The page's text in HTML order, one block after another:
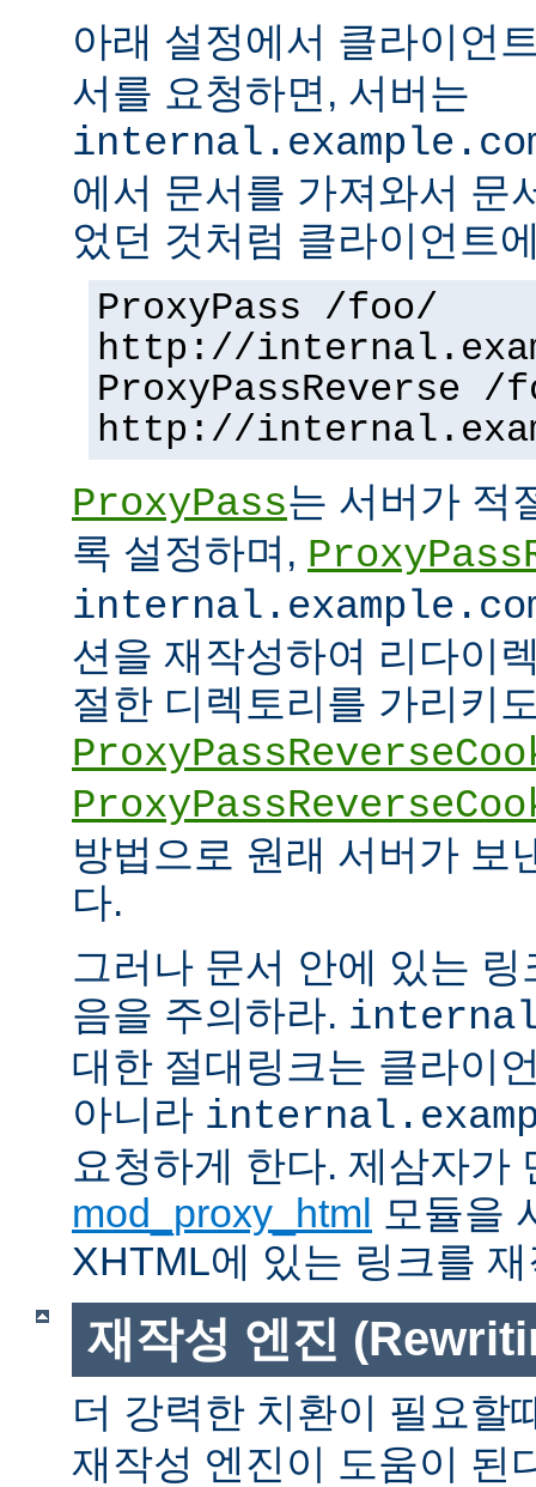
아래 설정에서 클라이언
서를 요청하면, 서버는
에서 문서를 가져와서 문
었던 것처럼 클라이언트
ProxyPass /foo/
http://
ProxyPassReverse /
http://
ProxyPass는 서버가 적
록 설정하며,
션을 재작성하여 리다이
절한 디렉토리를 가리키
방법으로 원래 서버가 보
다.
그러나 문서 안에 있는
음을 주의하라.
대한 절대링크는 클라이
아니라
요청하게 한다. 제삼자가
mod_proxy_html 모듈을
XHTML에 있는 링크를
재작성 엔진
더 강력한 치환이 필요할
재작성 엔진이 도움이 된